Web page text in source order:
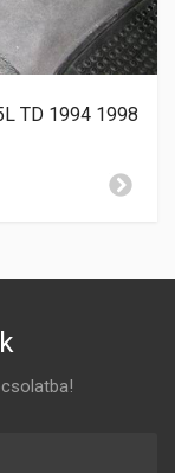
TD 1994 1998